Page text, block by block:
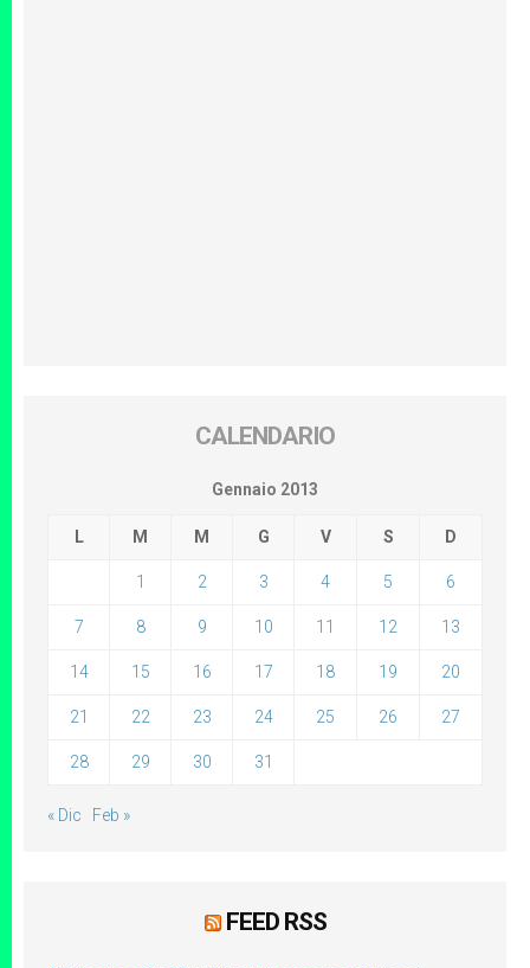
CALENDARIO
Gennaio 2013
L M M G V S D
1 2 3 4 5 6
7 8 9 10 11 12 13
14 15 16 17 18 19 20
21 22 23 24 25 26 27
28 29 30 31
« Dic Feb »
FEED RSS